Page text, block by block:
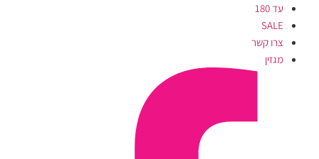
עד 180
SALE
צרו קשר
מגזין